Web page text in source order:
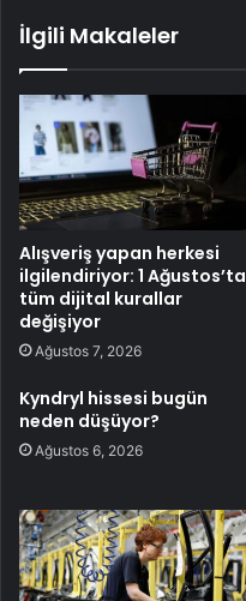
İlgili Makaleler
Alışveriş yapan herkesi
ilgilendiriyor: 1 Ağustos’ta
tüm dijital kurallar
değişiyor
Ağustos 7, 2026
Kyndryl hissesi bugün
neden düşüyor?
Ağustos 6, 2026